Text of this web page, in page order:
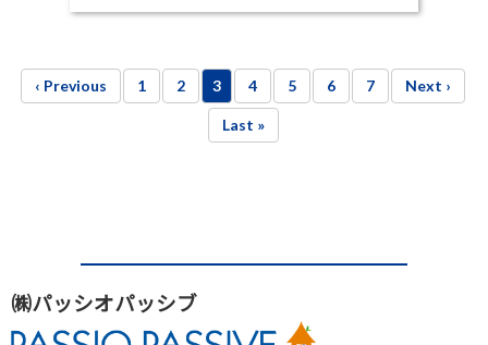
‹ Previous 1 2 3 4 5 6 7 Next ›
Last »
㈱パッシオパッシブ